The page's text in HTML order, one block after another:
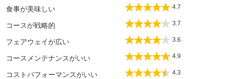
食事が美味しい 4.7
コースが戦略的 3.7
フェアウェイが広い 3.6
コースメンテナンスがいい 4.9
コストパフォーマンスがいい 4.3